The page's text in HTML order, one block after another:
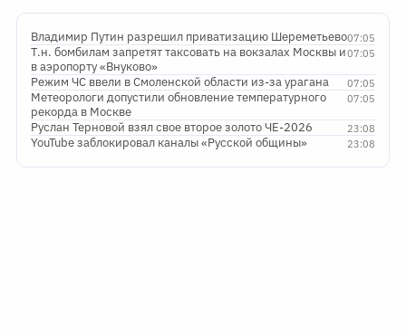
07:05
Владимир Путин разрешил приватизацию Шереметьево
07:05
Т.н. бомбилам запретят таксовать на вокзалах Москвы и
в аэропорту «Внуково»
07:05
Режим ЧС ввели в Смоленской области из-за урагана
07:05
Метеорологи допустили обновление температурного
рекорда в Москве
23:08
Руслан Терновой взял свое второе золото ЧЕ-2026
23:08
YouTube заблокировал каналы «Русской общины»